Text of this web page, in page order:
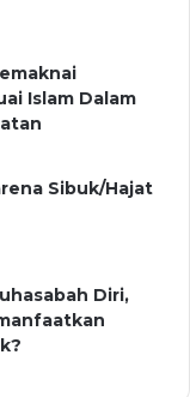
Islam Dalam
Sibuk/Hajat
Diri,